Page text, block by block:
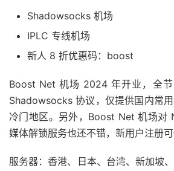
Shadowsocks 机场
IPLC 专线机场
新人 8 折优惠码：boost
Boost Net 机场 2024 年开业，全
Shadowsocks 协议，仅提供国内常
冷门地区。另外，Boost Net 机场对
媒体解锁服务也还不错，新用户注册可
服务器：香港、日本、台湾、新加坡